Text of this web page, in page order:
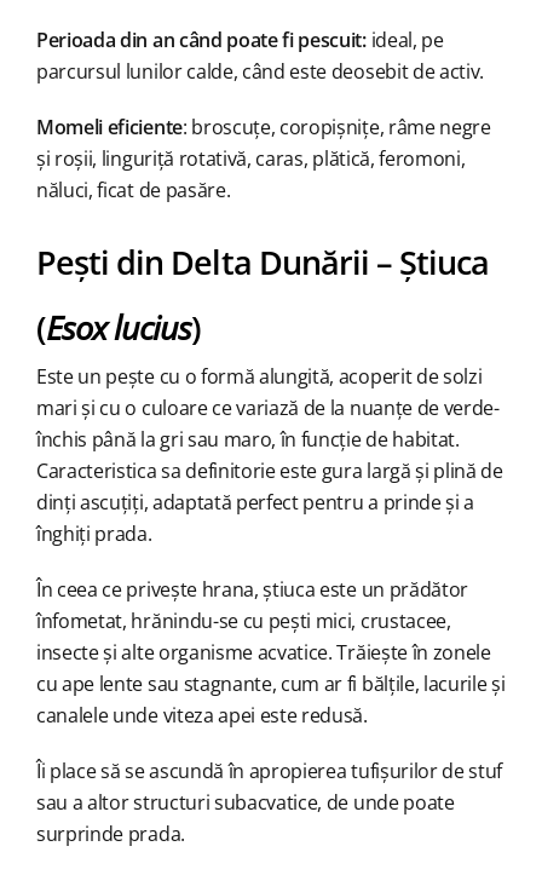
Perioada din an când poate fi pescuit:ideal, pe
parcursul lunilor calde, când este deosebit de activ.
Momeli eficiente: broscuțe, coropișnițe, râme negre
și roșii, linguriță rotativă, caras, plătică, feromoni,
năluci, ficat de pasăre.
Pești din Delta Dunării – Știuca
(Esox lucius)
Este un pește cu o formă alungită, acoperit de solzi
mari și cu o culoare ce variază de la nuanțe de verde-
închis până la gri sau maro, în funcție de habitat.
Caracteristica sa definitorie este gura largă și plină de
dinți ascuțiți, adaptată perfect pentru a prinde și a
înghiți prada.
În ceea ce privește hrana, știuca este un prădător
înfometat, hrănindu-se cu pești mici, crustacee,
insecte și alte organisme acvatice. Trăiește în zonele
cu ape lente sau stagnante, cum ar fi bălțile, lacurile și
canalele unde viteza apei este redusă.
Îi place să se ascundă în apropierea tufișurilor de stuf
sau a altor structuri subacvatice, de unde poate
surprinde prada.